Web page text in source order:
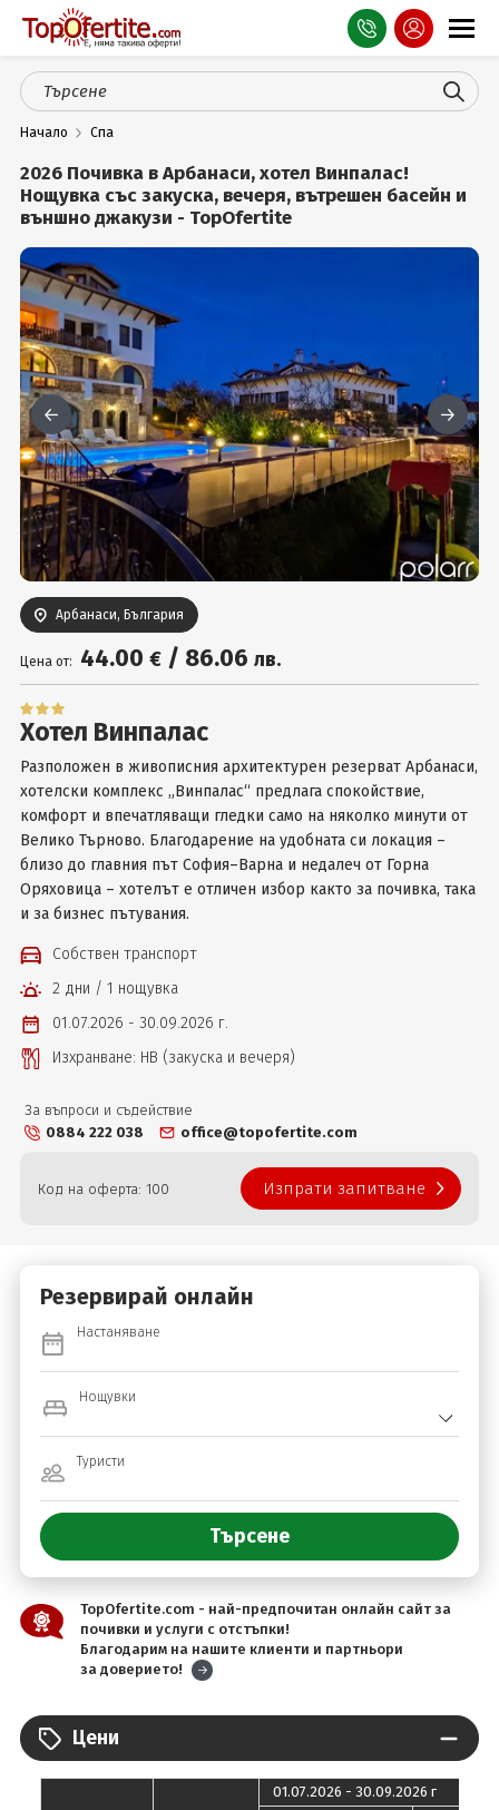
Оферти
СПА
Планина
Чужбина
Празници
Турция
Гърция
Услуги
Вход
Начало Спа
2026 Почивка в Арбанаси, хотел Винпалас!
Нощувка със закуска, вечеря, вътрешен басейн и
външно джакузи - TopOfertite
Арбанаси, България
Цена от: 44.00 € / 86.06 лв.
Хотел Винпалас
Разположен в живописния архитектурен резерват Арбанаси,
хотелски комплекс „Винпалас“ предлага спокойствие,
комфорт и впечатляващи гледки само на няколко минути от
Велико Търново. Благодарение на удобната си локация –
близо до главния път София–Варна и недалеч от Горна
Оряховица – хотелът е отличен избор както за почивка, така
и за бизнес пътувания.
Собствен транспорт
2 дни / 1 нощувка
01.07.2026 - 30.09.2026 г.
Изхранване: НВ (закуска и вечеря)
За въпроси и съдействие
0884 222 038
office@topofertite.com
Код на оферта: 100 Изпрати запитване
Резервирай онлайн
Настаняване
Нощувки
Туристи
TopOfertite.com - най-предпочитан онлайн сайт за
почивки и услуги с отстъпки!
Благодарим на нашите клиенти и партньори
за доверието!
Цени
01.07.2026 - 30.09.2026 г